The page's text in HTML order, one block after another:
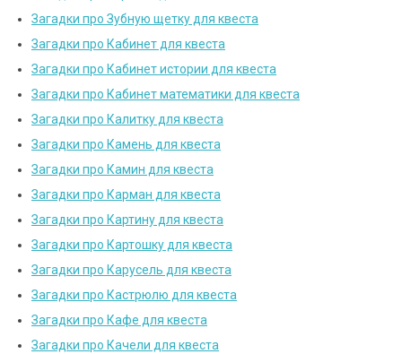
Загадки про Зубную щетку для квеста
Загадки про Кабинет для квеста
Загадки про Кабинет истории для квеста
Загадки про Кабинет математики для квеста
Загадки про Калитку для квеста
Загадки про Камень для квеста
Загадки про Камин для квеста
Загадки про Карман для квеста
Загадки про Картину для квеста
Загадки про Картошку для квеста
Загадки про Карусель для квеста
Загадки про Кастрюлю для квеста
Загадки про Кафе для квеста
Загадки про Качели для квеста